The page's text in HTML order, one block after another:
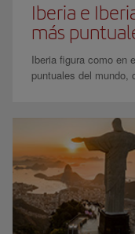
Iberia e
más
Iberia figura como en
puntuales del mundo,